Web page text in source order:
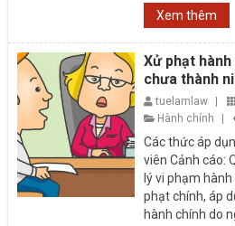
Xem thêm
Xử phạt
chưa thành
tuelamlaw |
Hành chính
|
Các thức áp
viên Cảnh cáo:
lý vi phạm
phạt chính, áp
hành chính do